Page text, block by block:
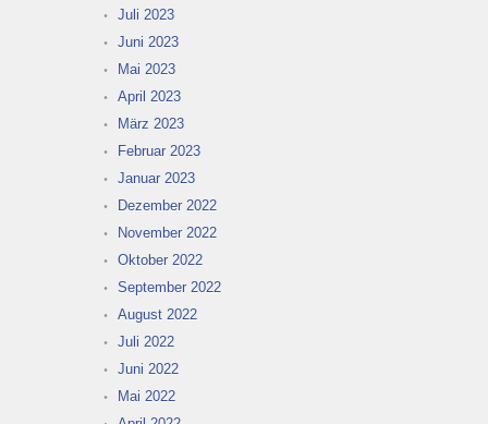
Juli 2023
Juni 2023
Mai 2023
April 2023
März 2023
Februar 2023
Januar 2023
Dezember 2022
November 2022
Oktober 2022
September 2022
August 2022
Juli 2022
Juni 2022
Mai 2022